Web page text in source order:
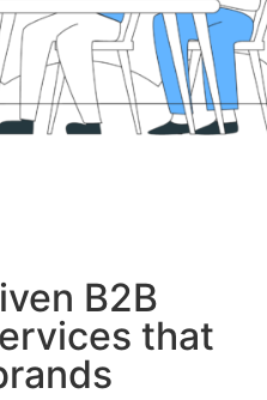
B2B
that